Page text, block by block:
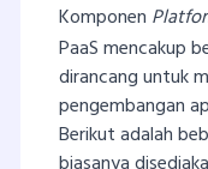
Komponen
PaaS mencakup
dirancang untuk
pengembangan
Berikut adalah